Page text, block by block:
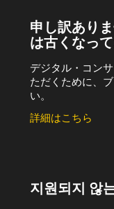
申し訳あり
は古くなっ
デジタル・コン
ただくために、
い。
詳細はこちら
지원되지 않